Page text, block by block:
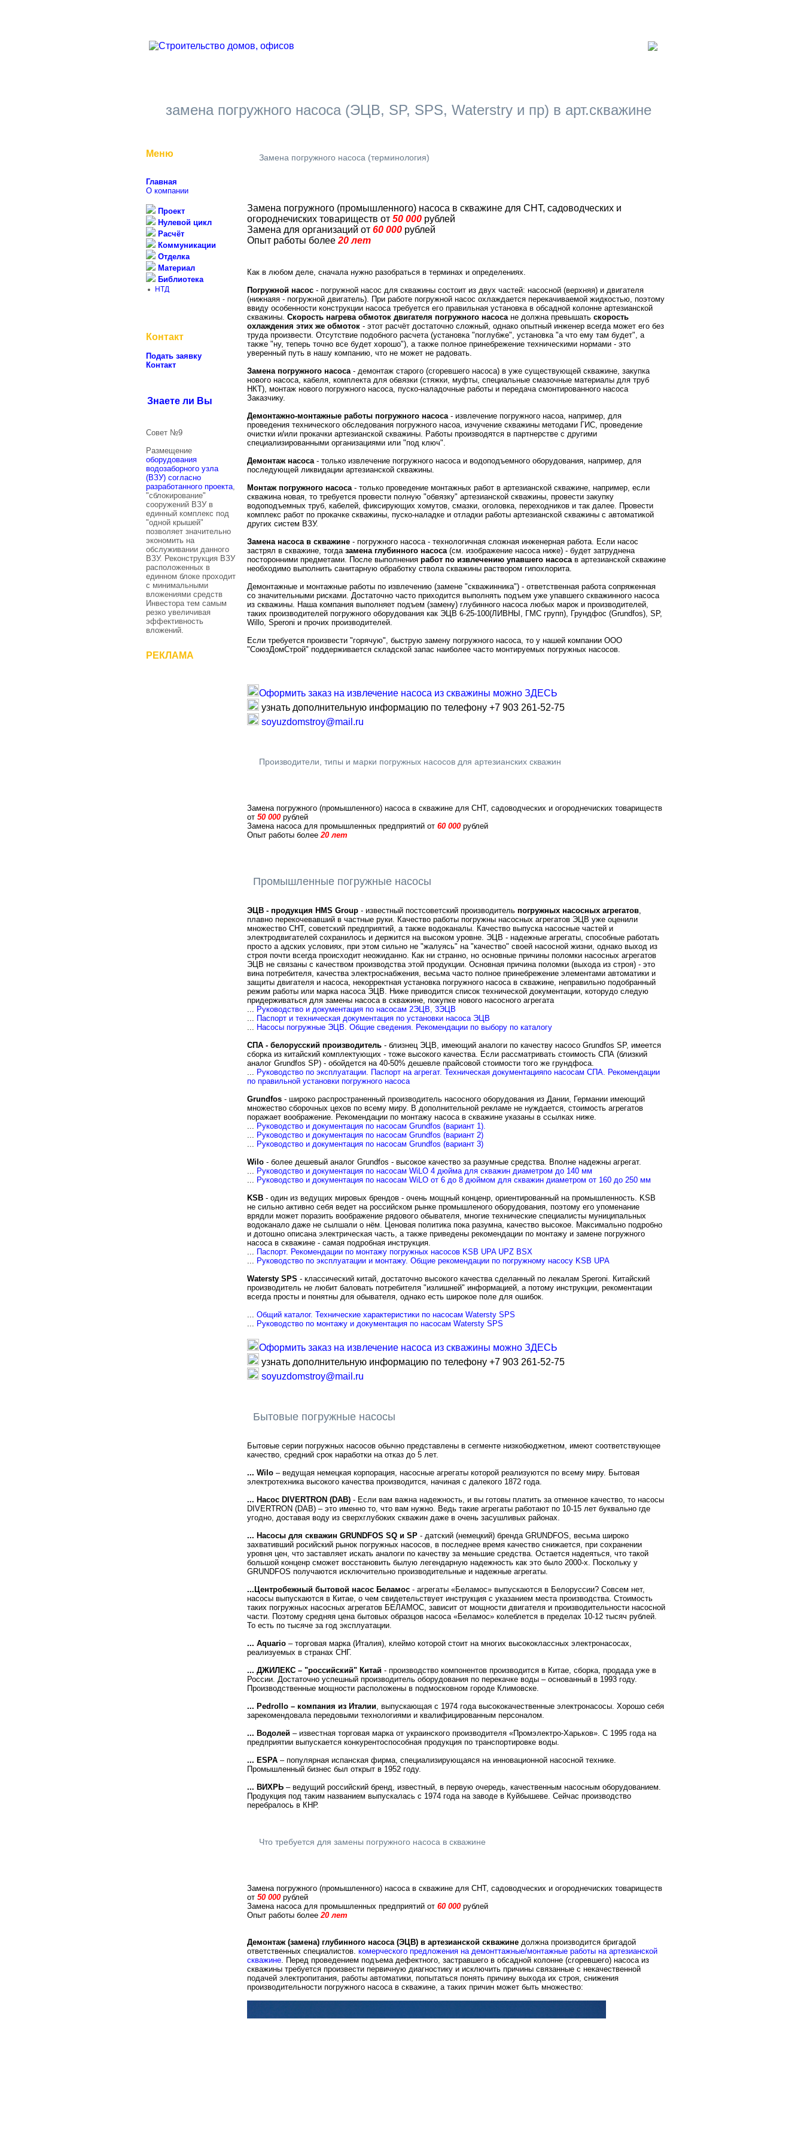
замена погружного насоса (ЭЦВ, SP, SPS, Waterstry и пр) в арт.скважине
Меню
Главная
О компании
Проект
Нулевой цикл
Расчёт
Коммуникации
Отделка
Материал
Библиотека
НТД
Контакт
Подать заявку
Контакт
Знаете ли Вы
Совет №9
Размещение
оборудования
водозаборного узла
(ВЗУ) согласно
разработанного проекта,
"сблокирование"
сооружений ВЗУ в
единный комплекс под
"одной крышей"
позволяет значительно
экономить на
обслуживании данного
ВЗУ. Реконструкция ВЗУ
расположенных в
единном блоке проходит
с минимальными
вложениями средств
Инвестора тем самым
резко увеличивая
эффективность
вложений.
РЕКЛАМА
Замена погружного насоса (терминология)
Замена погружного (промышленного) насоса в скважине для СНТ, садоводческих и
огороднечиских товариществ от 50 000 рублей
Замена для организаций от 60 000 рублей
Опыт работы более 20 лет
Как в любом деле, сначала нужно разобраться в терминах и определениях.
Погружной насос - погружной насос для скважины состоит из двух частей: насосной (верхняя) и двигателя
(нижнаяя - погружной двигатель). При работе погружной насос охлаждается перекачиваемой жидкостью, поэтому
ввиду особенности конструкции насоса требуется его правильная установка в обсадной колонне артезианской
скважины. Скорость нагрева обмоток двигателя погружного насоса не должна превышать скорость
охлаждения этих же обмоток - этот расчёт достаточно сложный, однако опытный инженер всегда может его без
труда произвести. Отсутствие подобного расчета (установка "поглубже", установка "а что ему там будет", а
также "ну, теперь точно все будет хорошо"), а также полное принебрежение техническими нормами - это
уверенный путь в нашу компанию, что не может не радовать.
Замена погружного насоса - демонтаж старого (сгоревшего насоса) в уже существующей скважине, закупка
нового насоса, кабеля, комплекта для обвязки (стяжки, муфты, специальные смазочные материалы для труб
НКТ), монтаж нового погружного насоса, пуско-наладочные работы и передача смонтированного насоса
Заказчику.
Демонтажно-монтажные работы погружного насоса - извлечение погружного насоа, например, для
проведения технического обследования погружного насоа, изчучение скважины методами ГИС, проведение
очистки и/или прокачки артезианской скважины. Работы производятся в партнерстве с другими
специализированными организациями или "под ключ".
Демонтаж насоса - только извлечение погружного насоса и водоподъемного оборудования, например, для
последующей ликвидации артезианской скважины.
Монтаж погружного насоса - только проведение монтажных работ в артезианской скважине, например, если
скважина новая, то требуется провести полную "обвязку" артезианской скважины, провести закупку
водоподъемных труб, кабелей, фиксирующих хомутов, смазки, оголовка, переходников и так далее. Провести
комплекс работ по прокачке скважины, пуско-наладке и отладки работы артезианской скважины с автоматикой
других систем ВЗУ.
Замена насоса в скважине - погружного насоса - технологичная сложная инженерная работа. Если насос
застрял в скважине, тогда замена глубинного насоса (см. изображение насоса ниже) - будет затруднена
посторонними предметами. После выполнения работ по извлечению упавшего насоса в артезианской скважине
необходимо выполнить санитарную обработку ствола скважины раствором гипохлорита.
Демонтажные и монтажные работы по извлечению (замене "скважинника") - ответственная работа сопряженная
со значительными рисками. Достаточно часто приходится выполнять подъем уже упавшего скважинного насоса
из скважины. Наша компания выполняет подъем (замену) глубинного насоса любых марок и производителей,
таких производителей погружного оборудования как ЭЦВ 6-25-100(ЛИВНЫ, ГМС групп), Грундфос (Grundfos), SP,
Willo, Speroni и прочих производителей.
Если требуется произвести "горячую", быструю замену погружного насоса, то у нашей компании ООО
"СоюзДомСтрой" поддерживается складской запас наиболее часто монтируемых погружных насосов.
Оформить заказ на извлечение насоса из скважины можно ЗДЕСЬ
узнать дополнительную информацию по телефону +7 903 261-52-75
soyuzdomstroy@mail.ru
Производители, типы и марки погружных насосов для артезианских скважин
Замена погружного (промышленного) насоса в скважине для СНТ, садоводческих и огороднечиских товариществ
от 50 000 рублей
Замена насоса для промышленных предприятий от 60 000 рублей
Опыт работы более 20 лет
Промышленные погружные насосы
ЭЦВ - продукция HMS Group - известный постсоветский производитель погружных насосных агрегатов
плавно перекочевавший в частные руки. Качество работы погружны насосных агрегатов ЭЦВ уже оценили
множество СНТ, советский предприятий, а также водоканалы. Качество выпуска насосные частей и
электродвигателей сохранилось и держится на высоком уровне. ЭЦВ - надежные агрегаты, способные работать
просто а адских условиях, при этом сильно не "жалуясь" на "качество" своей насосной жизни, однако выход из
строя почти всегда происходит неожиданно. Как ни странно, но основные причины поломки насосных агрегатов
ЭЦВ не связаны с качеством производства этой продукции. Основная причина поломки (выхода из строя) - это
вина потребителя, качества электроснабжения, весьма часто полное принебрежение элементами автоматики и
защиты двигателя и насоса, некорректная установка погружного насоса в скважине, неправильно подобранный
режим работы или марка насоса ЭЦВ. Ниже приводится список технической документации, которудо следую
придерживаться для замены насоса в скважине, покупке нового насосного агрегата
Руководство и документация по насосам 2ЭЦВ, 3ЭЦВ
Паспорт и техническая документация по установки насоса ЭЦВ
Насосы погружные ЭЦВ. Общие сведения. Рекомендации по выбору по каталогу
СПА - белорусский производитель - близнец ЭЦВ, имеющий аналоги по качеству насосо Grundfos SP, имеется
сборка из китайский комплектующих - тоже высокого качества. Если рассматривать стоимость СПА (близкий
аналог Grundfos SP) - обойдется на 40-50% дешевле прайсовой стоимости того же грундфоса.
Руководство по эксплуатации. Паспорт на агрегат. Техническая документацияпо насосам СПА. Рекомендации
по правильной установки погружного насоса
Grundfos - широко распространенный производитель насосного оборудования из Дании, Германии имеющий
множество сборочных цехов по всему миру. В дополнительной рекламе не нуждается, стоимость агрегатов
поражает воображение. Рекомендации по монтажу насоса в скважине указаны в ссылках ниже.
Руководство и документация по насосам Grundfos (вариант 1).
Руководство и документация по насосам Grundfos (вариант 2)
Руководство и документация по насосам Grundfos (вариант 3)
Wilo - более дешевый аналог Grundfos - высокое качество за разумные средства. Вполне надежны агрегат.
Руководство и документация по насосам WiLO 4 дюйма для скважин диаметром до 140 мм
Руководство и документация по насосам WiLO от 6 до 8 дюймом для скважин диаметром от 160 до 250 мм
KSB - один из ведущих мировых брендов - очень мощный конценр, ориентированный на промышленность. KSB
не сильно активно себя ведет на российском рынке промышленого оборудования, поэтому его упоменание
врядли может поразить воображение рядового обывателя, многие технические специалисты муниципальных
водоканало даже не сылшали о нём. Ценовая политика пока разумна, качество высокое. Максимально подробно
и дотошно описана электрическая часть, а также приведены рекомендации по монтажу и замене погружного
насоса в скважине - самая подробная инструкция.
Паспорт. Рекомендации по монтажу погружных насосов KSB UPA UPZ BSX
Руководство по эксплуатации и монтажу. Общие рекомендации по погружному насосу KSB UPA
Watersty SPS - классический китай, достаточно высокого качества сделанный по лекалам Speroni. Китайский
производитель не любит баловать потребителя "излишней" информацией, а потому инструкции, рекоментации
всегда просты и понятны для обывателя, однако есть широкое поле для ошибок.
Общий каталог. Технические характеристики по насосам Watersty SPS
Руководство по монтажу и документация по насосам Watersty SPS
Оформить заказ на извлечение насоса из скважины можно ЗДЕСЬ
узнать дополнительную информацию по телефону +7 903 261-52-75
soyuzdomstroy@mail.ru
Бытовые погружные насосы
Бытовые серии погружных насосов обычно представлены в сегменте низкобюджетном, имеют соответствующее
качество, средний срок наработки на отказ до 5 лет.
... Wilo – ведущая немецкая корпорация, насосные агрегаты которой реализуются по всему миру. Бытовая
электротехника высокого качества производится, начиная с далекого 1872 года.
... Насос DIVERTRON (DAB) - Если вам важна надежность, и вы готовы платить за отменное качество, то насосы
DIVERTRON (DAB) – это именно то, что вам нужно. Ведь такие агрегаты работают по 10-15 лет буквально где
угодно, доставая воду из сверхглубоких скважин даже в очень засушливых районах.
... Насосы для скважин GRUNDFOS SQ и SP - датский (немецкий) бренда GRUNDFOS, весьма широко
захвативший росийский рынок погружных насосов, в последнее время качество снижается, при сохранении
уровня цен, что заставляет искать аналоги по качеству за меньшие средства. Остается надеяться, что такой
большой конценр сможет восстановить былую легендарную надежность как это было 2000-х. Поскольку у
GRUNDFOS получаются исключительно производительные и надежные агрегаты.
...Центробежный бытовой насос Беламос - агрегаты «Беламос» выпускаются в Белоруссии? Совсем нет,
насосы выпускаются в Китае, о чем свидетельствует инструкция с указанием места производства. Стоимость
таких погружных насосных агрегатов БЕЛАМОС, зависит от мощности двигателя и производительности насосной
части. Поэтому средняя цена бытовых образцов насоса «Беламос» колеблется в пределах 10-12 тысяч рублей.
То есть по тысяче за год эксплуатации.
... Aquario – торговая марка (Италия), клеймо которой стоит на многих высококлассных электронасосах,
реализуемых в странах СНГ.
... ДЖИЛЕКС – "российский" Китай - производство компонентов производится в Китае, сборка, продада уже в
России. Достаточно успешный производитель оборудования по перекачке воды – основанный в 1993 году.
Производственные мощности расположены в подмосковном городе Климовске.
... Pedrollo – компания из Италии , выпускающая с 1974 года высококачественные электронасосы. Хорошо себя
зарекомендовала передовыми технологиями и квалифицированным персоналом.
... Водолей – известная торговая марка от украинского производителя «Промэлектро-Харьков». С 1995 года на
предприятии выпускается конкурентоспособная продукция по транспортировке воды.
... ESPA – популярная испанская фирма, специализирующаяся на инновационной насосной технике.
Промышленный бизнес был открыт в 1952 году.
... ВИХРЬ – ведущий российский бренд, известный, в первую очередь, качественным насосным оборудованием.
Продукция под таким названием выпускалась с 1974 года на заводе в Куйбышеве. Сейчас производство
перебралось в КНР.
Что требуется для замены погружного насоса в скважине
Замена погружного (промышленного) насоса в скважине для СНТ, садоводческих и огороднечиских товариществ
от 50 000 рублей
Замена насоса для промышленных предприятий от 60 000 рублей
Опыт работы более 20 лет
Демонтаж (замена) глубинного насоса (ЭЦВ) в артезианской скважине должна производится бригадой
ответственных специалистов. комерческого предложения на демонттажные/монтажные работы на артезианской
скважине . Перед проведением подъема дефектного, застравшего в обсадной колонне (сгоревшего) насоса из
скважины требуется произвести первичную диагностику и исключить причины связанные с некачественной
подачей электропитания, работы автоматики, попытаться понять причину выхода их строя, снижения
производительности погружного насоса в скважине, а таких причин может быть множество: